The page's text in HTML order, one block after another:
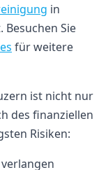
in
Sie
für weitere
ist nicht nur
des finanziellen
Risiken: